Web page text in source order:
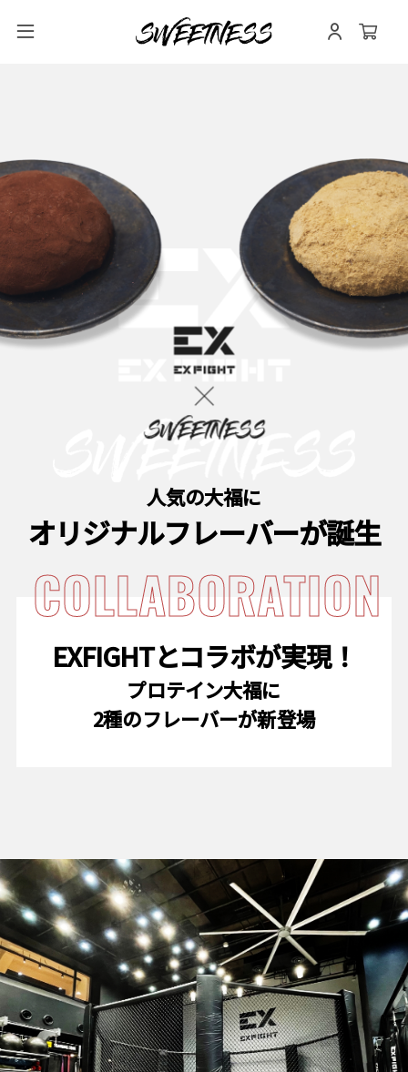
人気の大福に
オリジナルフレーバーが誕生
COLLABORATION
EXFIGHTとコラボが実現！
プロテイン大福に
2種のフレーバーが新登場